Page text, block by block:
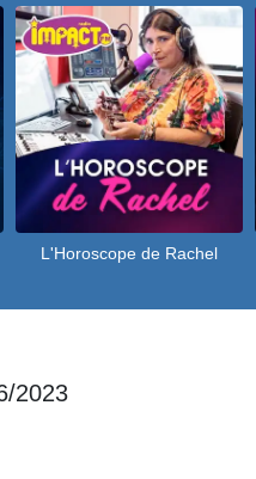
L'Horoscope de Rachel
2023